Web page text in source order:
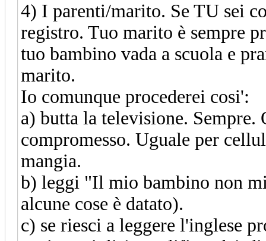
4) I parenti/marito. Se TU sei
registro. Tuo marito è sempre
tuo bambino vada a scuola e
marito.
Io comunque procederei cosi':
a) butta la televisione. Sempre.
compromesso. Uguale per
mangia.
b) leggi "Il mio bambino non
alcune cose è datato).
c) se riesci a leggere l'inglese